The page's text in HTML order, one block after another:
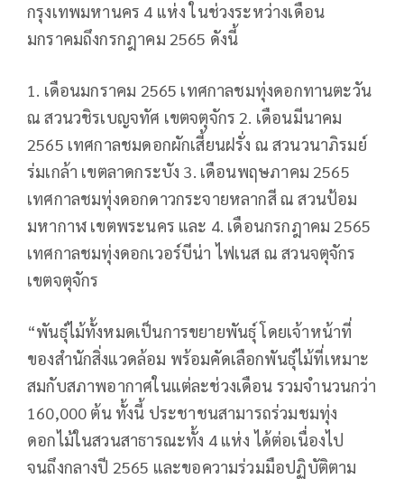
กรุงเทพมหานคร 4 แห่ง ในช่วงระหว่างเดือน
มกราคมถึงกรกฎาคม 2565 ดังนี้
1. เดือนมกราคม 2565 เทศกาลชมทุ่งดอกทานตะวัน
ณ สวนวชิรเบญจทัศ เขตจตุจักร 2. เดือนมีนาคม
2565 เทศกาลชมดอกผักเสี้ยนฝรั่ง ณ สวนวนาภิรมย์
ร่มเกล้า เขตลาดกระบัง 3. เดือนพฤษภาคม 2565
เทศกาลชมทุ่งดอกดาวกระจายหลากสี ณ สวนป้อม
มหากาฬ เขตพระนคร และ 4. เดือนกรกฎาคม 2565
เทศกาลชมทุ่งดอกเวอร์บีน่า ไฟเนส ณ สวนจตุจักร
เขตจตุจักร
“พันธุ์ไม้ทั้งหมดเป็นการขยายพันธุ์ โดยเจ้าหน้าที่
ของสำนักสิ่งแวดล้อม พร้อมคัดเลือกพันธุ์ไม้ที่เหมาะ
สมกับสภาพอากาศในแต่ละช่วงเดือน รวมจำนวนกว่า
160,000 ต้น ทั้งนี้ ประชาชนสามารถร่วมชมทุ่ง
ดอกไม้ในสวนสาธารณะทั้ง 4 แห่ง ได้ต่อเนื่องไป
จนถึงกลางปี 2565 และขอความร่วมมือปฏิบัติตาม